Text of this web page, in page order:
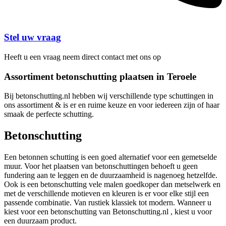
Stel uw vraag
Heeft u een vraag neem direct contact met ons op
Assortiment betonschutting plaatsen in Teroele
Bij betonschutting.nl hebben wij verschillende type schuttingen in
ons assortiment & is er en ruime keuze en voor iedereen zijn of haar
smaak de perfecte schutting.
Betonschutting
Een betonnen schutting is een goed alternatief voor een gemetselde
muur. Voor het plaatsen van betonschuttingen behoeft u geen
fundering aan te leggen en de duurzaamheid is nagenoeg hetzelfde.
Ook is een betonschutting vele malen goedkoper dan metselwerk en
met de verschillende motieven en kleuren is er voor elke stijl een
passende combinatie. Van rustiek klassiek tot modern. Wanneer u
kiest voor een betonschutting van Betonschutting.nl , kiest u voor
een duurzaam product.